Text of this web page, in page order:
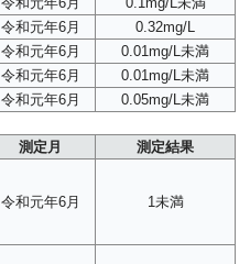
令和元年6月
0.32mg/L
令和元年6月
0.01mg/L未満
令和元年6月
0.01mg/L未満
令和元年6月 0.05mg/L未満
測定月 測定結果
令和元年6月 1未満